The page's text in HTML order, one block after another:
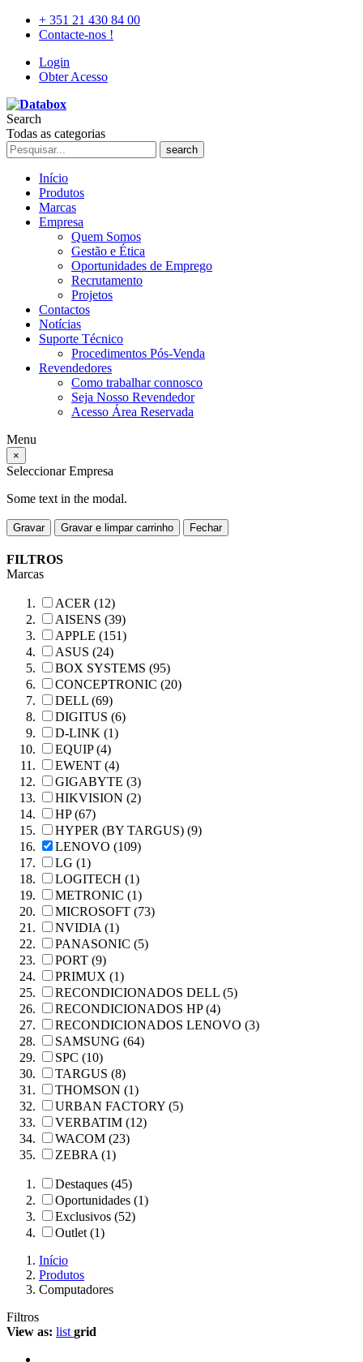
+ 351 21 430 84 00
Contacte-nos !
Login
Obter Acesso
Search
Todas as categorias
search
Início
Produtos
Marcas
Empresa
Quem Somos
Gestão e Ética
Oportunidades de Emprego
Recrutamento
Projetos
Contactos
Notícias
Suporte Técnico
Procedimentos Pós-Venda
Revendedores
Como trabalhar connosco
Seja Nosso Revendedor
Acesso Área Reservada
Menu
×
Seleccionar Empresa
Some text in the modal.
Gravar Gravar e limpar carrinho Fechar
FILTROS
Marcas
ACER (12)
AISENS (39)
APPLE (151)
ASUS (24)
BOX SYSTEMS (95)
CONCEPTRONIC (20)
DELL (69)
DIGITUS (6)
D-LINK (1)
EQUIP (4)
EWENT (4)
GIGABYTE (3)
HIKVISION (2)
HP (67)
HYPER (BY TARGUS) (9)
LENOVO (109)
LG (1)
LOGITECH (1)
METRONIC (1)
MICROSOFT (73)
NVIDIA (1)
PANASONIC (5)
PORT (9)
PRIMUX (1)
RECONDICIONADOS DELL (5)
RECONDICIONADOS HP (4)
RECONDICIONADOS LENOVO (3)
SAMSUNG (64)
SPC (10)
TARGUS (8)
THOMSON (1)
URBAN FACTORY (5)
VERBATIM (12)
WACOM (23)
ZEBRA (1)
Destaques (45)
Oportunidades (1)
Exclusivos (52)
Outlet (1)
Início
Produtos
Computadores
Filtros
View as: list grid